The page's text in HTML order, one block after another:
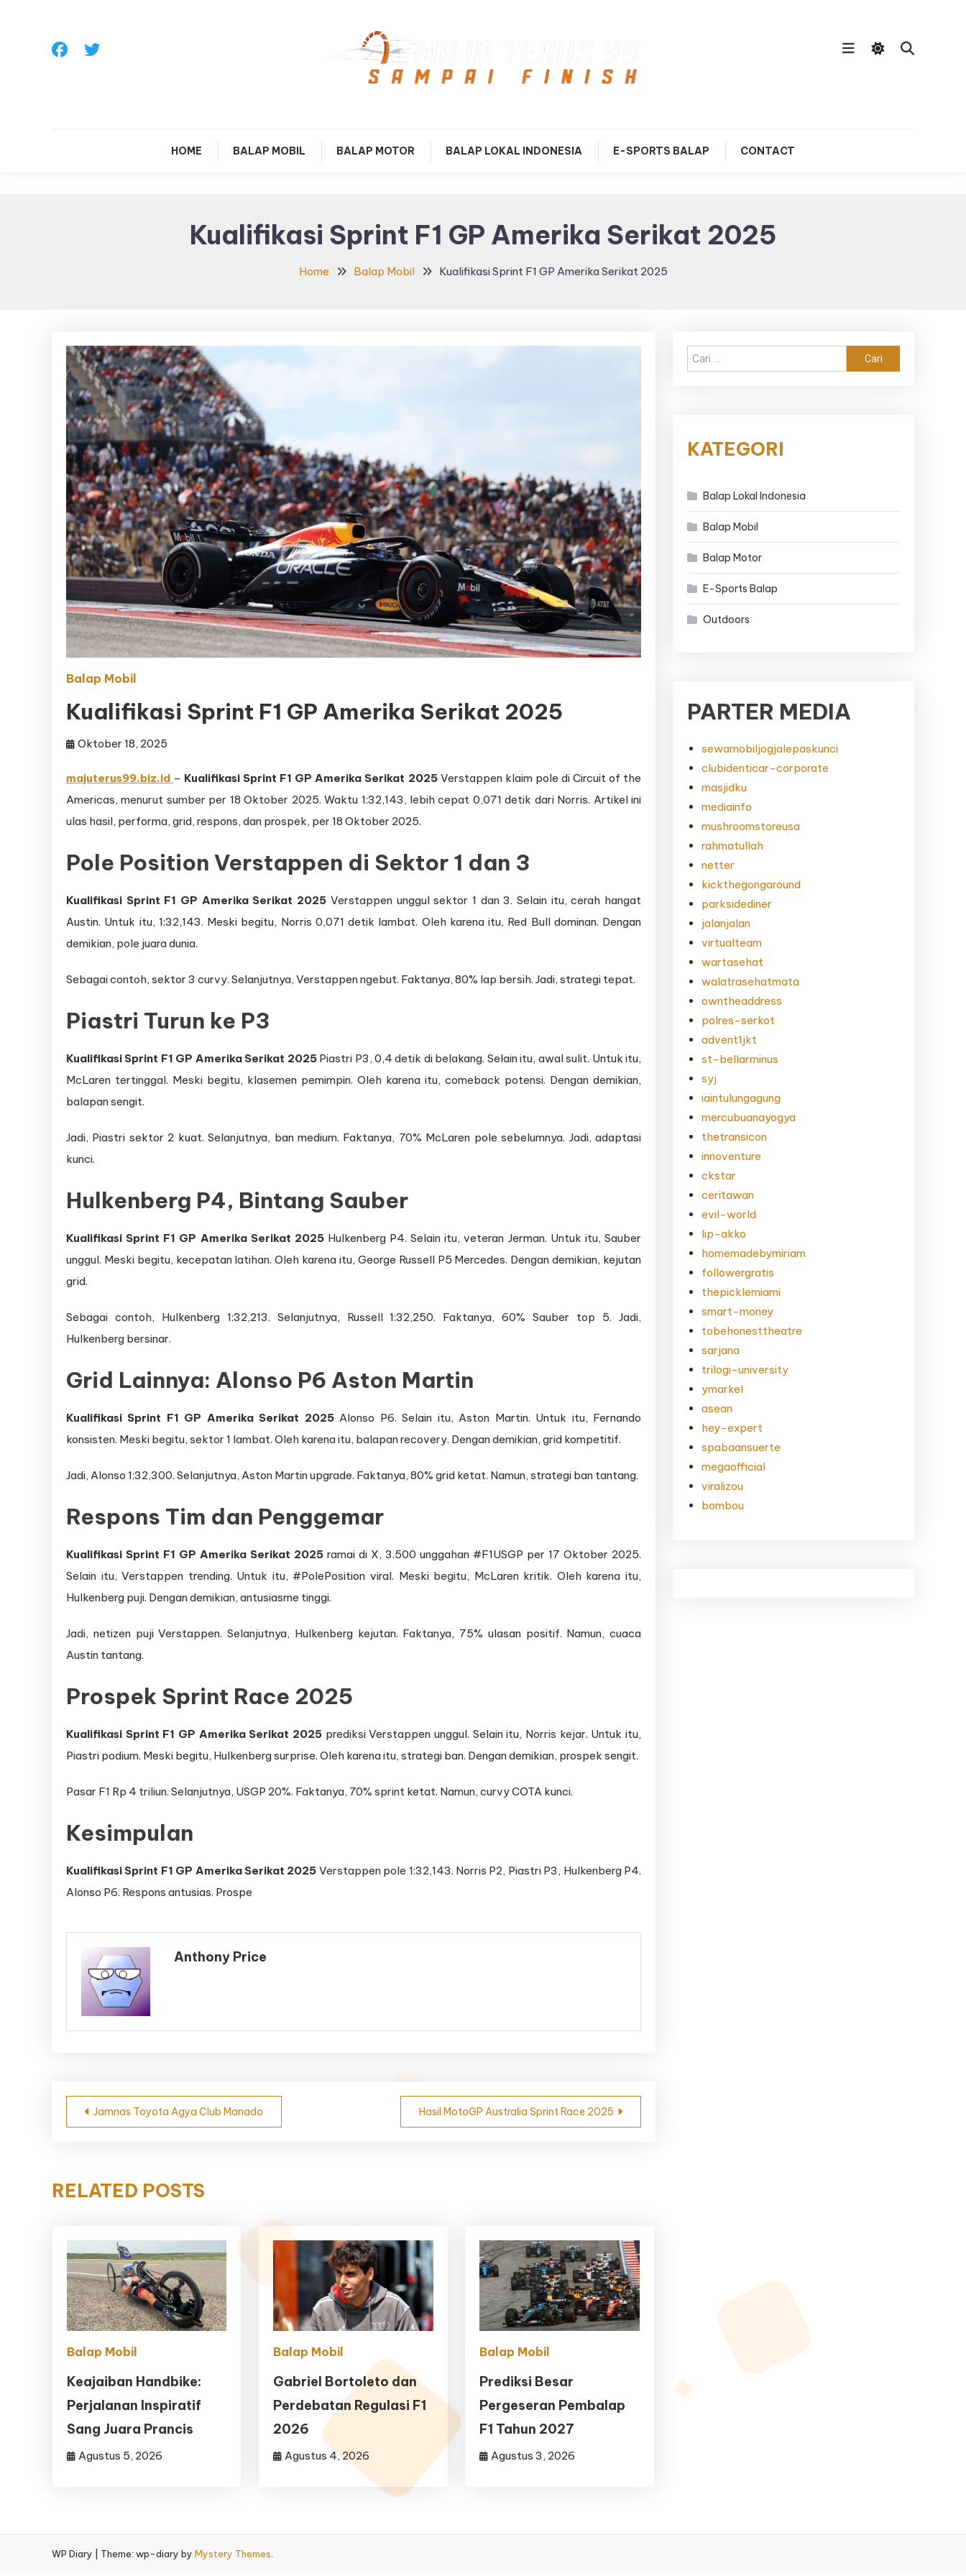
Maju Terus99
HOME BALAP MOBIL BALAP MOTOR BALAP LOKAL INDONESIA E-SPORTS BALAP CONTACT
Kualifikasi Sprint F1 GP Amerika Serikat 2025
Home Balap Mobil Kualifikasi Sprint F1 GP Amerika Serikat 2025
Balap Mobil
Kualifikasi Sprint F1 GP Amerika Serikat 2025
Oktober 18, 2025
majuterus99.biz.id – Kualifikasi Sprint F1 GP Amerika Serikat 2025Verstappen klaim pole di Circuit of the
Americas, menurut sumber per 18 Oktober 2025. Waktu 1:32,143, lebih cepat 0,071 detik dari Norris. Artikel ini
ulas hasil, performa, grid, respons, dan prospek, per 18 Oktober 2025.
Pole Position Verstappen di Sektor 1 dan 3
Kualifikasi Sprint F1 GP Amerika Serikat 2025 Verstappen unggul sektor 1 dan 3. Selain itu, cerah hangat
Austin. Untuk itu, 1:32,143. Meski begitu, Norris 0,071 detik lambat. Oleh karena itu, Red Bull dominan. Dengan
demikian, pole juara dunia.
Sebagai contoh, sektor 3 curvy. Selanjutnya, Verstappen ngebut. Faktanya, 80% lap bersih. Jadi, strategi tepat.
Piastri Turun ke P3
Kualifikasi Sprint F1 GP Amerika Serikat 2025Piastri P3, 0,4 detik di belakang. Selain itu, awal sulit. Untuk itu,
McLaren tertinggal. Meski begitu, klasemen pemimpin. Oleh karena itu, comeback potensi. Dengan demikian,
balapan sengit.
Jadi, Piastri sektor 2 kuat. Selanjutnya, ban medium. Faktanya, 70% McLaren pole sebelumnya. Jadi, adaptasi
kunci.
Hulkenberg P4, Bintang Sauber
Kualifikasi Sprint F1 GP Amerika Serikat 2025Hulkenberg P4. Selain itu, veteran Jerman. Untuk itu, Sauber
unggul. Meski begitu, kecepatan latihan. Oleh karena itu, George Russell P5 Mercedes. Dengan demikian, kejutan
grid.
Sebagai contoh, Hulkenberg 1:32,213. Selanjutnya, Russell 1:32,250. Faktanya, 60% Sauber top 5. Jadi,
Hulkenberg bersinar.
Grid Lainnya: Alonso P6 Aston Martin
Kualifikasi Sprint F1 GP Amerika Serikat 2025Alonso P6. Selain itu, Aston Martin. Untuk itu, Fernando
konsisten. Meski begitu, sektor 1 lambat. Oleh karena itu, balapan recovery. Dengan demikian, grid kompetitif.
Jadi, Alonso 1:32,300. Selanjutnya, Aston Martin upgrade. Faktanya, 80% grid ketat. Namun, strategi ban tantang.
Respons Tim dan Penggemar
Kualifikasi Sprint F1 GP Amerika Serikat 2025 ramai di X, 3.500 unggahan #F1USGP per 17 Oktober 2025.
Selain itu, Verstappen trending. Untuk itu, #PolePosition viral. Meski begitu, McLaren kritik. Oleh karena itu,
Hulkenberg puji. Dengan demikian, antusiasme tinggi.
Jadi, netizen puji Verstappen. Selanjutnya, Hulkenberg kejutan. Faktanya, 75% ulasan positif. Namun, cuaca
Austin tantang.
Prospek Sprint Race 2025
Kualifikasi Sprint F1 GP Amerika Serikat 2025 prediksi Verstappen unggul. Selain itu, Norris kejar. Untuk itu,
Piastri podium. Meski begitu, Hulkenberg surprise. Oleh karena itu, strategi ban. Dengan demikian, prospek sengit.
Pasar F1 Rp 4 triliun. Selanjutnya, USGP 20%. Faktanya, 70% sprint ketat. Namun, curvy COTA kunci.
Kesimpulan
Kualifikasi Sprint F1 GP Amerika Serikat 2025 Verstappen pole 1:32,143. Norris P2, Piastri P3, Hulkenberg P4.
Alonso P6. Respons antusias. Prospe
Anthony Price
Navigasi
Jamnas Toyota Agya Club Manado Hasil MotoGP Australia Sprint Race 2025
RELATED POSTS
Balap Mobil
Keajaiban Handbike:
Perjalanan Inspiratif
Sang Juara Prancis
Agustus 5, 2026
Balap Mobil
Gabriel Bortoleto dan
Perdebatan Regulasi F1
2026
Agustus 4, 2026
Balap Mobil
Prediksi Besar
Pergeseran Pembalap
F1 Tahun 2027
Agustus 3, 2026
Cari
untuk:
KATEGORI
Balap Lokal Indonesia
Balap Mobil
Balap Motor
E-Sports Balap
Outdoors
PARTER MEDIA
sewamobiljogjalepaskunci
clubidenticar-corporate
masjidku
mediainfo
mushroomstoreusa
rahmatullah
netter
kickthegongaround
parksidediner
jalanjalan
virtualteam
wartasehat
walatrasehatmata
owntheaddress
polres-serkot
advent1jkt
st-bellarminus
syj
iaintulungagung
mercubuanayogya
thetransicon
innoventure
ckstar
ceritawan
evil-world
lip-akko
homemadebymiriam
followergratis
thepicklemiami
smart-money
tobehonesttheatre
sarjana
trilogi-university
ymarkel
asean
hey-expert
spabaansuerte
megaofficial
viralizou
bombou
WP Diary Theme: wp-diary by Mystery Themes